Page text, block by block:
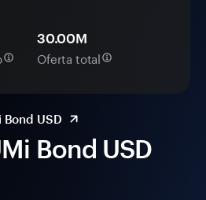
Bond USD
30.00M
Oferta total
Bond USD